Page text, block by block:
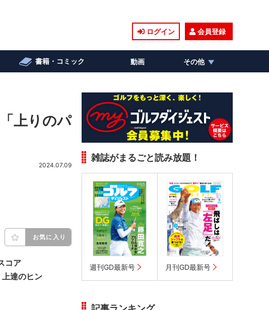
ログイン 会員登録
書籍・コミック 動画 その他
上りのパ
2024.07.09
お気に入り
コア
達のヒン
雑誌がまるごと読み放題！
週刊GD最新号 月刊GD最新号